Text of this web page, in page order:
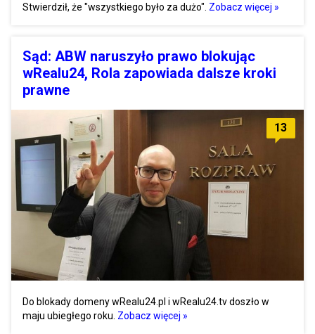
Stwierdził, że "wszystkiego było za dużo". Zobacz więcej »
Sąd: ABW naruszyło prawo blokując
wRealu24, Rola zapowiada dalsze kroki
prawne
13
Do blokady domeny wRealu24.pl i wRealu24.tv doszło w
maju ubiegłego roku. Zobacz więcej »